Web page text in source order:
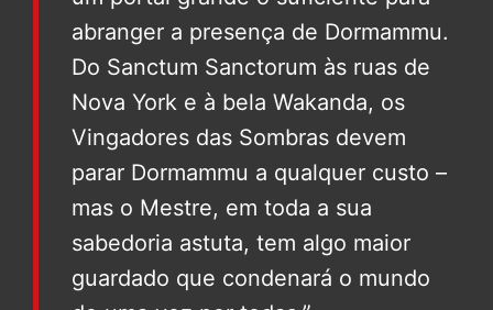
abranger a presença de Dormammu.
Do Sanctum Sanctorum às ruas de
Nova York e à bela Wakanda, os
Vingadores das Sombras devem
parar Dormammu a qualquer custo –
mas o Mestre, em toda a sua
sabedoria astuta, tem algo maior
guardado que condenará o mundo